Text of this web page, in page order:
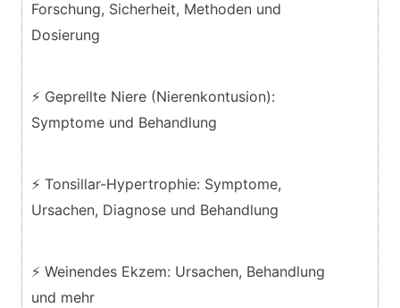
Forschung, Sicherheit, Methoden und
Dosierung
⚡ Geprellte Niere (Nierenkontusion):
Symptome und Behandlung
⚡ Tonsillar-Hypertrophie: Symptome,
Ursachen, Diagnose und Behandlung
⚡ Weinendes Ekzem: Ursachen, Behandlung
und mehr